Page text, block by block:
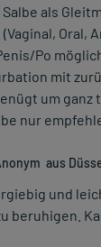
als
(Vaginal,
Po
mit
um
nur
aus
und
beruhigen.